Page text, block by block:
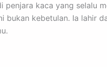
kaca yang selalu
bukan kebetulan. Ia lahir